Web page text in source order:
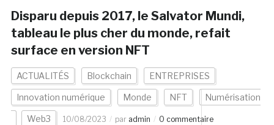
Disparu depuis 2017, le Salvator Mundi,
tableau le plus cher du monde, refait
surface en version NFT
ACTUALITÉS Blockchain ENTREPRISES
Innovation numérique Monde NFT Numérisation
Web3 10/08/2023 par admin 0 commentaire